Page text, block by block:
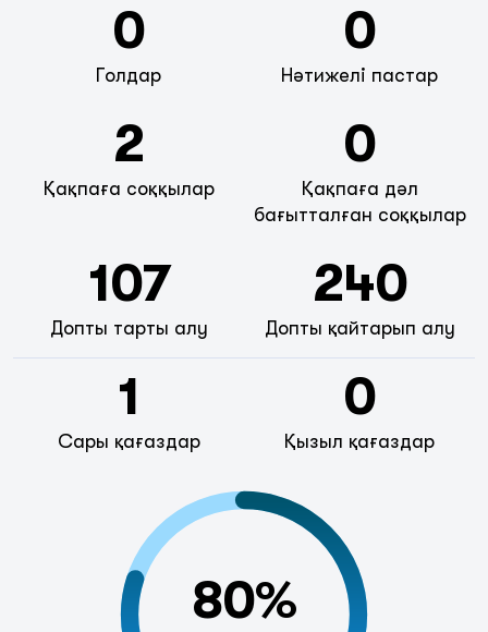
80%
0
Голдар
0
Нәтижелі пастар
2
Қақпаға соққылар
0
Қақпаға дәл
бағытталған соққылар
107
Допты тарты алу
240
Допты қайтарып алу
1
Сары қағаздар
0
Қызыл қағаздар